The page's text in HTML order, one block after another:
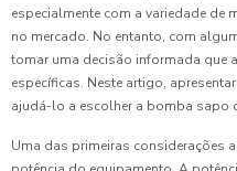
especialmente com a variedade de
no mercado. No entanto, com
tomar uma decisão informada que
específicas. Neste artigo,
ajudá-lo a escolher a bomba sapo
Uma das primeiras considerações